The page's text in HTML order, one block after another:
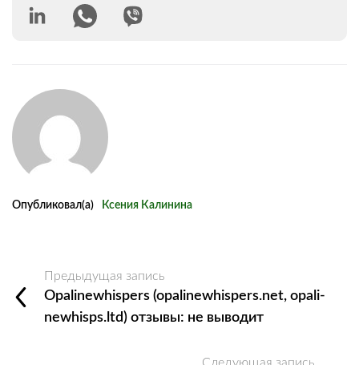
Опубликовал(а) Ксения Калинина
Предыдущая запись
Opalinewhispers (opalinewhispers.net, opali-
newhisps.ltd) отзывы: не выводит
Следующая запись